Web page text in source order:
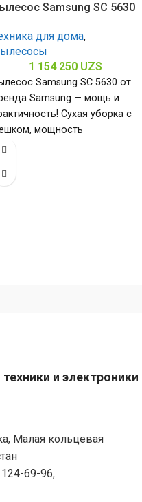
Samsung SC 5630
для дома,
1 154 250 UZS
Samsung SC 5630 от
Samsung — мощь и
Сухая уборка с
мощность
360 Вт и
и электроники
Малая кольцевая
69-96,